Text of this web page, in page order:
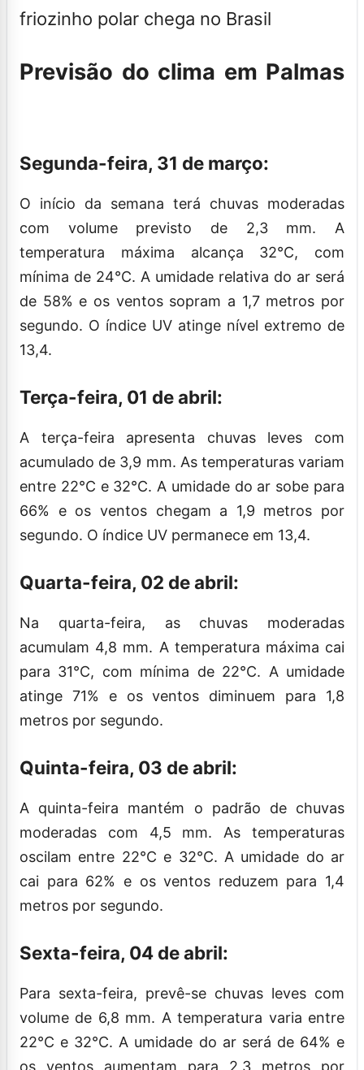
friozinho polar chega no Brasil
Previsão do clima em Palmas
Segunda-feira, 31 de março:
O início da semana terá chuvas moderadas
com volume previsto de 2,3 mm. A
temperatura máxima alcança 32°C, com
mínima de 24°C. A umidade relativa do ar será
de 58% e os ventos sopram a 1,7 metros por
segundo. O índice UV atinge nível extremo de
13,4.
Terça-feira, 01 de abril:
A terça-feira apresenta chuvas leves com
acumulado de 3,9 mm. As temperaturas variam
entre 22°C e 32°C. A umidade do ar sobe para
66% e os ventos chegam a 1,9 metros por
segundo. O índice UV permanece em 13,4.
Quarta-feira, 02 de abril:
Na quarta-feira, as chuvas moderadas
acumulam 4,8 mm. A temperatura máxima cai
para 31°C, com mínima de 22°C. A umidade
atinge 71% e os ventos diminuem para 1,8
metros por segundo.
Quinta-feira, 03 de abril:
A quinta-feira mantém o padrão de chuvas
moderadas com 4,5 mm. As temperaturas
oscilam entre 22°C e 32°C. A umidade do ar
cai para 62% e os ventos reduzem para 1,4
metros por segundo.
Sexta-feira, 04 de abril:
Para sexta-feira, prevê-se chuvas leves com
volume de 6,8 mm. A temperatura varia entre
22°C e 32°C. A umidade do ar será de 64% e
os ventos aumentam para 2,3 metros por